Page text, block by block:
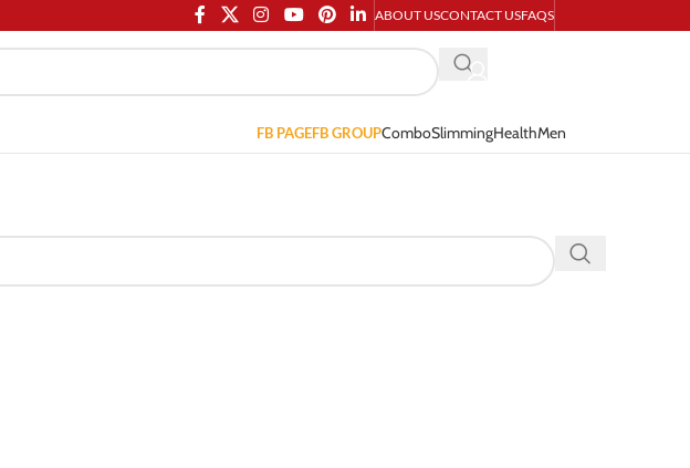
ABOUT USCONTACT USFAQS
FB PAGEFB GROUPComboSlimmingHealthMen